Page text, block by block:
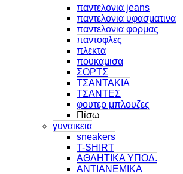
παντελονια jeans
παντελονια υφασματινα
παντελονια φορμας
παντοφλες
πλεκτα
πουκαμισα
ΣΟΡΤΣ
ΤΣΑΝΤΑΚΙΑ
ΤΣΑΝΤΕΣ
φουτερ μπλουζες
Πίσω
γυναικεια
sneakers
T-SHIRT
ΑΘΛΗΤΙΚΑ ΥΠΟΔ.
ΑΝΤΙΑΝΕΜΙΚΑ